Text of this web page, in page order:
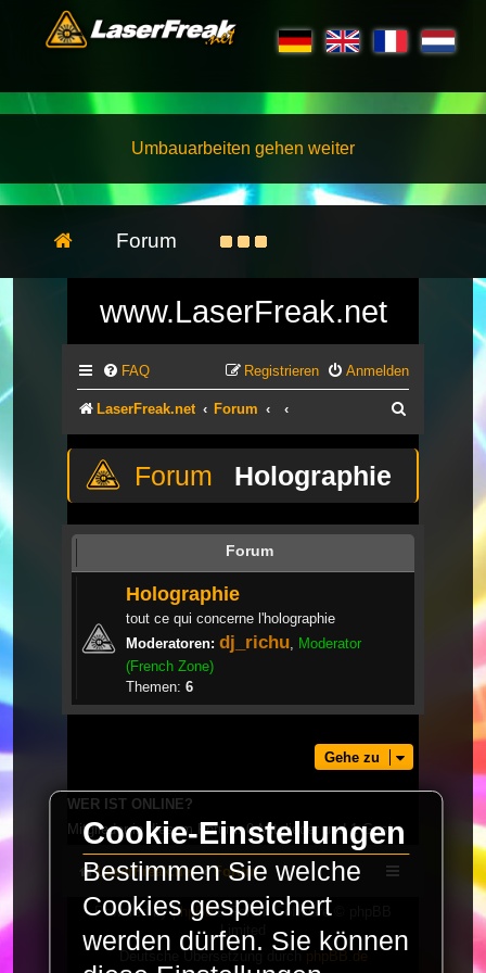
Umbauarbeiten gehen weiter
Forum
www.LaserFreak.net
FAQ Anmelden
Registrieren
LaserFreak.net Forum
Holographie
Forum
Holographie
tout ce qui concerne l'holographie
Moderatoren: dj_richu Moderator
(French Zone)
Themen: 6
Gehe zu
WER IST ONLINE?
Mitglieder in diesem Forum: 0 Mitglieder und 1 Gast
LaserFreak.net Forum
Powered byphpBB® Forum Software © phpBB
Limited
phpBB.de
Cookie-Einstellungen
Bestimmen Sie welche
Cookies gespeichert
werden dürfen. Sie können